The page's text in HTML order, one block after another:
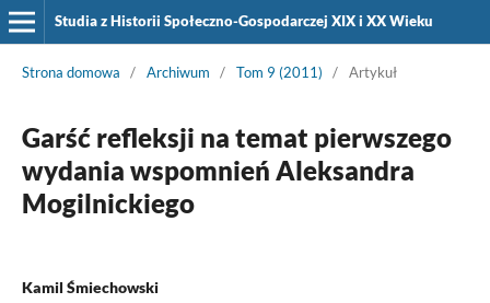
Studia z Historii Społeczno-Gospodarczej XIX i XX Wieku
Strona domowa / Archiwum / Tom 9 (2011) / Artykuł
Garść refleksji na temat pierwszego
wydania wspomnień Aleksandra
Mogilnickiego
Kamil Śmiechowski